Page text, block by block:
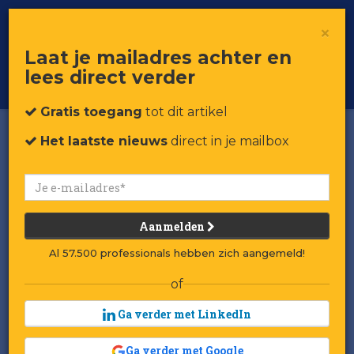
Voor professionals in retail & brands
Toggle
×
Laat je mailadres achter en
lees direct verder
Gratis toegang tot dit artikel
Het laatste nieuws direct in je mailbox
Aanmelden
Al 57.500 professionals hebben zich aangemeld!
of
Ga verder met LinkedIn
Ga verder met Google